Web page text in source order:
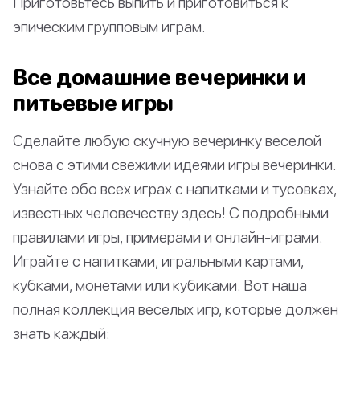
эпическим групповым играм.
Все домашние вечеринки и
питьевые игры
Сделайте любую скучную вечеринку веселой
снова с этими свежими идеями игры вечеринки.
Узнайте обо всех играх с напитками и тусовках,
известных человечеству здесь! С подробными
правилами игры, примерами и онлайн-играми.
Играйте с напитками, игральными картами,
кубками, монетами или кубиками. Вот наша
полная коллекция веселых игр, которые должен
знать каждый: